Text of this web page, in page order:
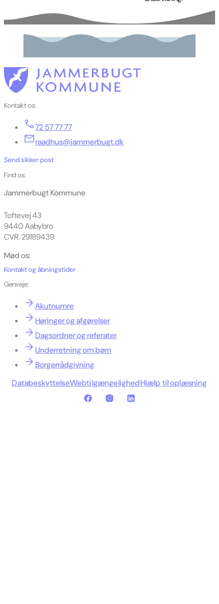
Kontakt os:
72 57 77 77
raadhus@jammerbugt.dk
Send sikker post
Find os:
Jammerbugt Kommune
Toftevej 43
9440 Aabybro
CVR. 29189439
Mød os:
Kontakt og åbningstider
Genveje:
Akutnumre
Høringer og afgørelser
Dagsordner og referater
Underretning om børn
Borgerrådgivning
DatabeskyttelseWebtilgængelighedHjælp til oplæsning